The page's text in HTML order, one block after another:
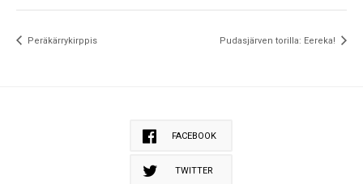
Peräkärrykirppis Pudasjärven torilla: Eereka!
FACEBOOK
TWITTER